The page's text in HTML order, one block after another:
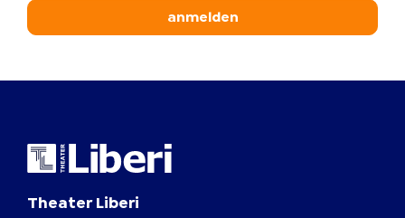
anmelden
Theater Liberi